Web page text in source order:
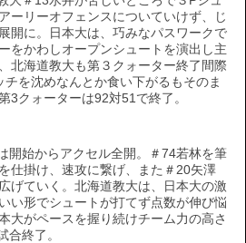
ーリーオフェンスについていけず、じ
開に。日本大は、巧みなパスワークで
をかわしオープンシュートを演出し主
北海道教大も第３クォーター終了間際
を沈めなんとか食い下がるもそのま
3クォーターは92対51で終了。
開始からアクセル全開。＃74若林を筆
仕掛け、速攻に繋げ、また＃20矢澤
げていく。北海道教大は、日本大の激
い形でシュートが打てず点数が伸び悩
大がペースを握り続けチーム力の高さ
合終了。